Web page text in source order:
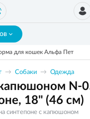
для кошек Альфа Пет
Собаки Одежда
N-
18" (46 см)
синтепоне с капюшоном